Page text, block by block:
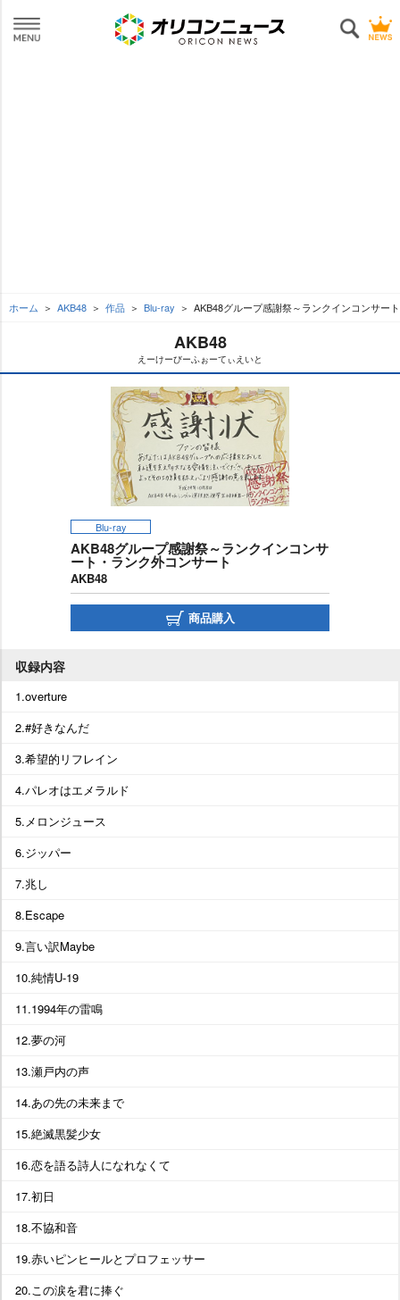
ホーム AKB48 作品 Blu-ray AKB48グループ感謝祭～ランクインコンサー
AKB48
えーけーびーふぉーてぃえいと
Blu-ray
AKB48グループ感謝祭～ランクインコンサ
ート・ランク外コンサート
AKB48
商品購入
収録内容
1.overture
2.#好きなんだ
3.希望的リフレイン
4.パレオはエメラルド
5.メロンジュース
6.ジッパー
7.兆し
8.Escape
9.言い訳Maybe
10.純情U-19
11.1994年の雷鳴
12.夢の河
13.瀬戸内の声
14.あの先の未来まで
15.絶滅黒髪少女
16.恋を語る詩人になれなくて
17.初日
18.不協和音
19.赤いピンヒールとプロフェッサー
20.この涙を君に捧ぐ